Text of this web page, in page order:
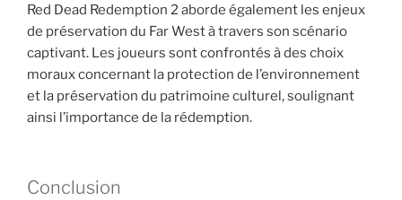
Red Dead Redemption 2 aborde également les enjeux
de préservation du Far West à travers son scénario
captivant. Les joueurs sont confrontés à des choix
moraux concernant la protection de l’environnement
et la préservation du patrimoine culturel, soulignant
ainsi l’importance de la rédemption.
Conclusion